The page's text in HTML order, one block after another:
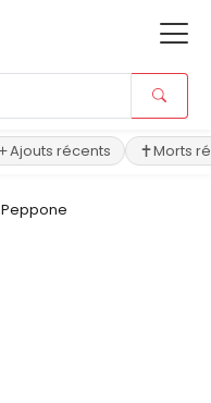
Ajouts récents Morts
Peppone